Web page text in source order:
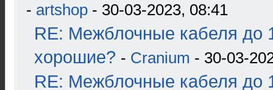
- artshop - 30-03-2023, 08:41
RE: Межблочные кабеля до
хорошие? - Cranium - 30-03-
RE: Межблочные кабеля до